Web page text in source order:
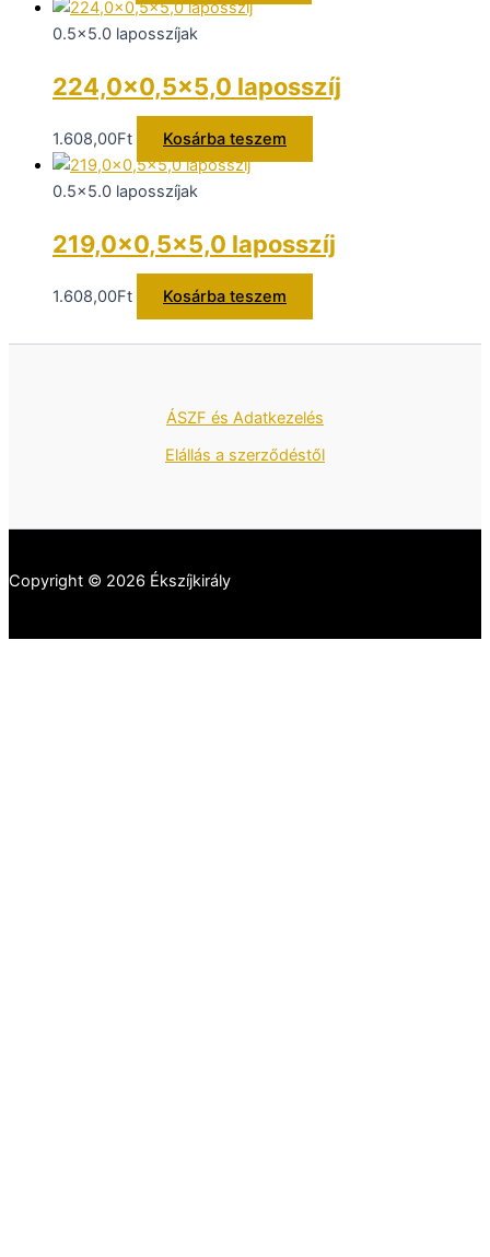
0.5x5.0 laposszíjak
224,0×0,5×5,0 laposszíj
1.608,00Ft Kosárba teszem
0.5x5.0 laposszíjak
219,0×0,5×5,0 laposszíj
1.608,00Ft Kosárba teszem
ÁSZF és Adatkezelés
Elállás a szerződéstől
Copyright © 2026 Ékszíjkirály